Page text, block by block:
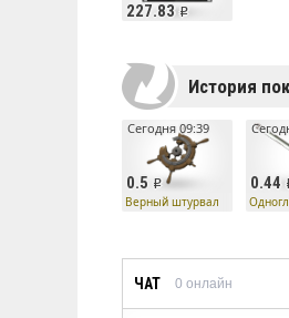
227.83
История
0.5
Сегодня 09:39
Верный штурвал
0.44
ЧАТ 0 онлайн